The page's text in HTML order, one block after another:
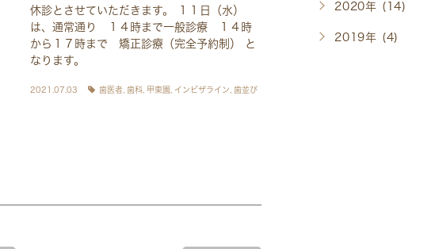
休診とさせていただきます。 １１日（水）
は、通常通り １４時まで一般診療 １４時
から１７時まで 矯正診療（完全予約制） と
なります。
2021.07.03 歯医者, 歯科, 甲東園 インビザライン 歯並び
2020年 (14)
2019年 (4)